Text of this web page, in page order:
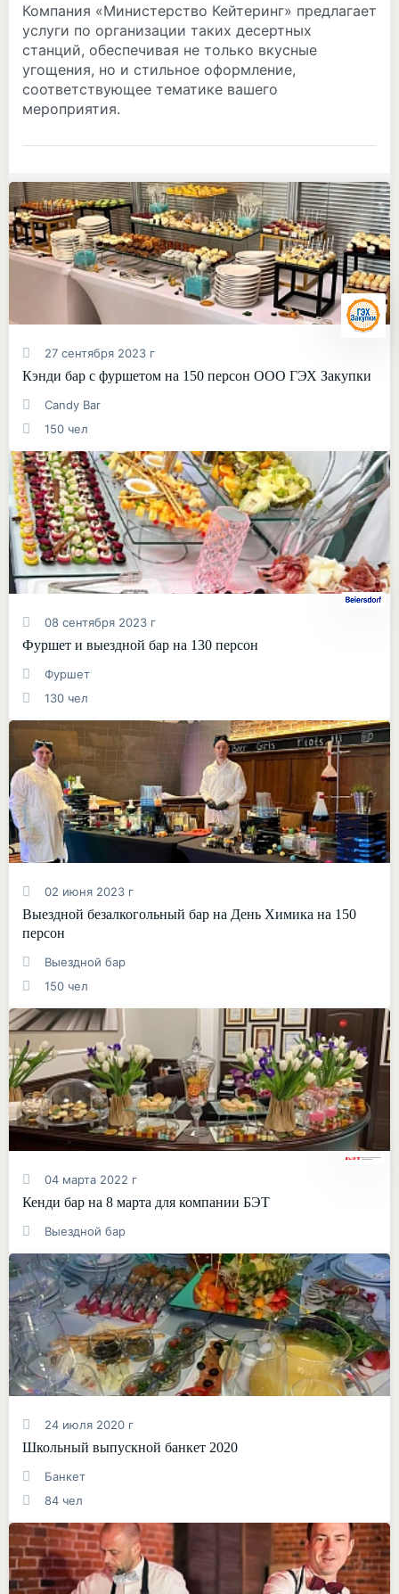
Компания «Министерство Кейтеринг» предлагает
услуги по организации таких десертных
станций, обеспечивая не только вкусные
угощения, но и стильное оформление,
соответствующее тематике вашего
мероприятия.
27 сентября 2023 г
Кэнди бар с фуршетом на 150 персон ООО ГЭХ Закупки
Candy Bar
150 чел
08 сентября 2023 г
Фуршет и выездной бар на 130 персон
Фуршет
130 чел
02 июня 2023 г
Выездной безалкогольный бар на День Химика на 150
персон
Выездной бар
150 чел
04 марта 2022 г
Кенди бар на 8 марта для компании БЭТ
Выездной бар
24 июля 2020 г
Школьный выпускной банкет 2020
Банкет
84 чел